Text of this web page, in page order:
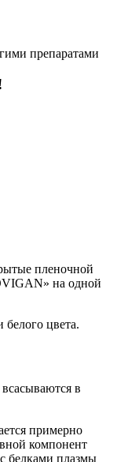
препаратами
пленочной
на одной
белого цвета.
в
примерно
компонент
белками плазмы